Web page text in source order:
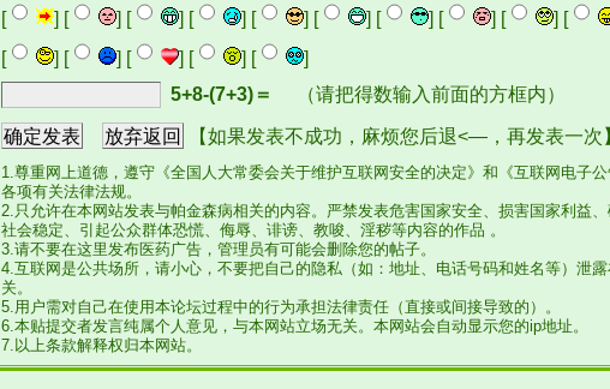
[
] [ ] [ ] [ ] [ ] [ ] [ ] [ ] [ ] [
[
] [ ] [ ] [ ] [
]
5+8-(7+3)＝ （请把得数输入前面的方框内）
【如果发表不成功，麻烦您后退<—，再发表一次
1.尊重网上道德，遵守《全国人大常委会关于维护互联网安全的决定》和《互联网电子
各项有关法律法规。
2.只允许在本网站发表与帕金森病相关的内容。严禁发表危害国家安全、损害国家利益
社会稳定、引起公众群体恐慌、侮辱、诽谤、教唆、淫秽等内容的作品 。
3.请不要在这里发布医药广告，管理员有可能会删除您的帖子。
4.互联网是公共场所，请小心，不要把自己的隐私（如：地址、电话号码和姓名等）泄
关。
5.用户需对自己在使用本论坛过程中的行为承担法律责任（直接或间接导致的）。
6.本贴提交者发言纯属个人意见，与本网站立场无关。本网站会自动显示您的ip地址。
7.以上条款解释权归本网站。